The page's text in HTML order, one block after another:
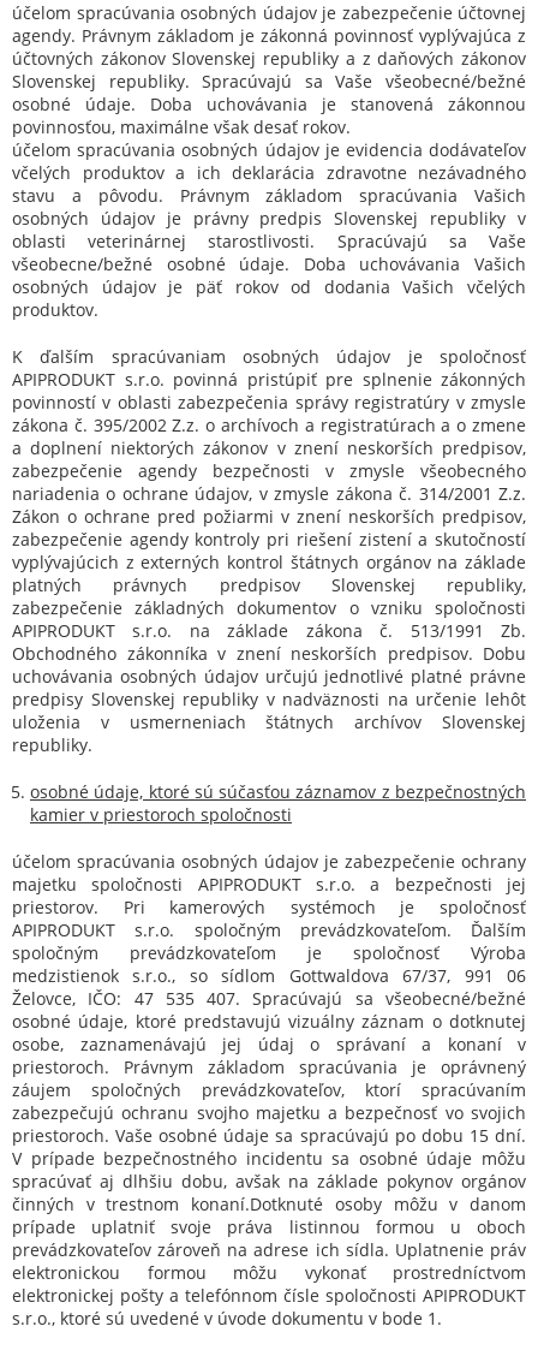
účelom spracúvania osobných údajov je zabezpečenie účtovnej
agendy. Právnym základom je zákonná povinnosť vyplývajúca z
účtovných zákonov Slovenskej republiky a z daňových zákonov
Slovenskej republiky. Spracúvajú sa Vaše všeobecné/bežné
osobné údaje. Doba uchovávania je stanovená zákonnou
povinnosťou, maximálne však desať rokov.
účelom spracúvania osobných údajov je evidencia dodávateľov
včelých produktov a ich deklarácia zdravotne nezávadného
stavu a pôvodu. Právnym základom spracúvania Vašich
osobných údajov je právny predpis Slovenskej republiky v
oblasti veterinárnej starostlivosti. Spracúvajú sa Vaše
všeobecne/bežné osobné údaje. Doba uchovávania Vašich
osobných údajov je päť rokov od dodania Vašich včelých
produktov.
K ďalším spracúvaniam osobných údajov je spoločnosť
APIPRODUKT s.r.o. povinná pristúpiť pre splnenie zákonných
povinností v oblasti zabezpečenia správy registratúry v zmysle
zákona č. 395/2002 Z.z. o archívoch a registratúrach a o zmene
a doplnení niektorých zákonov v znení neskorších predpisov,
zabezpečenie agendy bezpečnosti v zmysle všeobecného
nariadenia o ochrane údajov, v zmysle zákona č. 314/2001 Z.z.
Zákon o ochrane pred požiarmi v znení neskorších predpisov,
zabezpečenie agendy kontroly pri riešení zistení a skutočností
vyplývajúcich z externých kontrol štátnych orgánov na základe
platných právnych predpisov Slovenskej republiky,
zabezpečenie základných dokumentov o vzniku spoločnosti
APIPRODUKT s.r.o. na základe zákona č. 513/1991 Zb.
Obchodného zákonníka v znení neskorších predpisov. Dobu
uchovávania osobných údajov určujú jednotlivé platné právne
predpisy Slovenskej republiky v nadväznosti na určenie lehôt
uloženia v usmerneniach štátnych archívov Slovenskej
republiky.
osobné údaje, ktoré sú súčasťou záznamov z bezpečnostných
kamier v priestoroch spoločnosti
účelom spracúvania osobných údajov je zabezpečenie ochrany
majetku spoločnosti APIPRODUKT s.r.o. a bezpečnosti jej
priestorov. Pri kamerových systémoch je spoločnosť
APIPRODUKT s.r.o. spoločným prevádzkovateľom. Ďalším
spoločným prevádzkovateľom je spoločnosť Výroba
medzistienok s.r.o., so sídlom Gottwaldova 67/37, 991 06
Želovce, IČO: 47 535 407. Spracúvajú sa všeobecné/bežné
osobné údaje, ktoré predstavujú vizuálny záznam o dotknutej
osobe, zaznamenávajú jej údaj o správaní a konaní v
priestoroch. Právnym základom spracúvania je oprávnený
záujem spoločných prevádzkovateľov, ktorí spracúvaním
zabezpečujú ochranu svojho majetku a bezpečnosť vo svojich
priestoroch. Vaše osobné údaje sa spracúvajú po dobu 15 dní.
V prípade bezpečnostného incidentu sa osobné údaje môžu
spracúvať aj dlhšiu dobu, avšak na základe pokynov orgánov
činných v trestnom konaní.Dotknuté osoby môžu v danom
prípade uplatniť svoje práva listinnou formou u oboch
prevádzkovateľov zároveň na adrese ich sídla. Uplatnenie práv
elektronickou formou môžu vykonať prostredníctvom
elektronickej pošty a telefónnom čísle spoločnosti APIPRODUKT
s.r.o., ktoré sú uvedené v úvode dokumentu v bode 1.